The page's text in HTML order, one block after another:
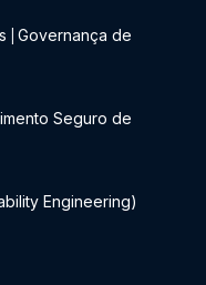
Governança de
Seguro de
Engineering)